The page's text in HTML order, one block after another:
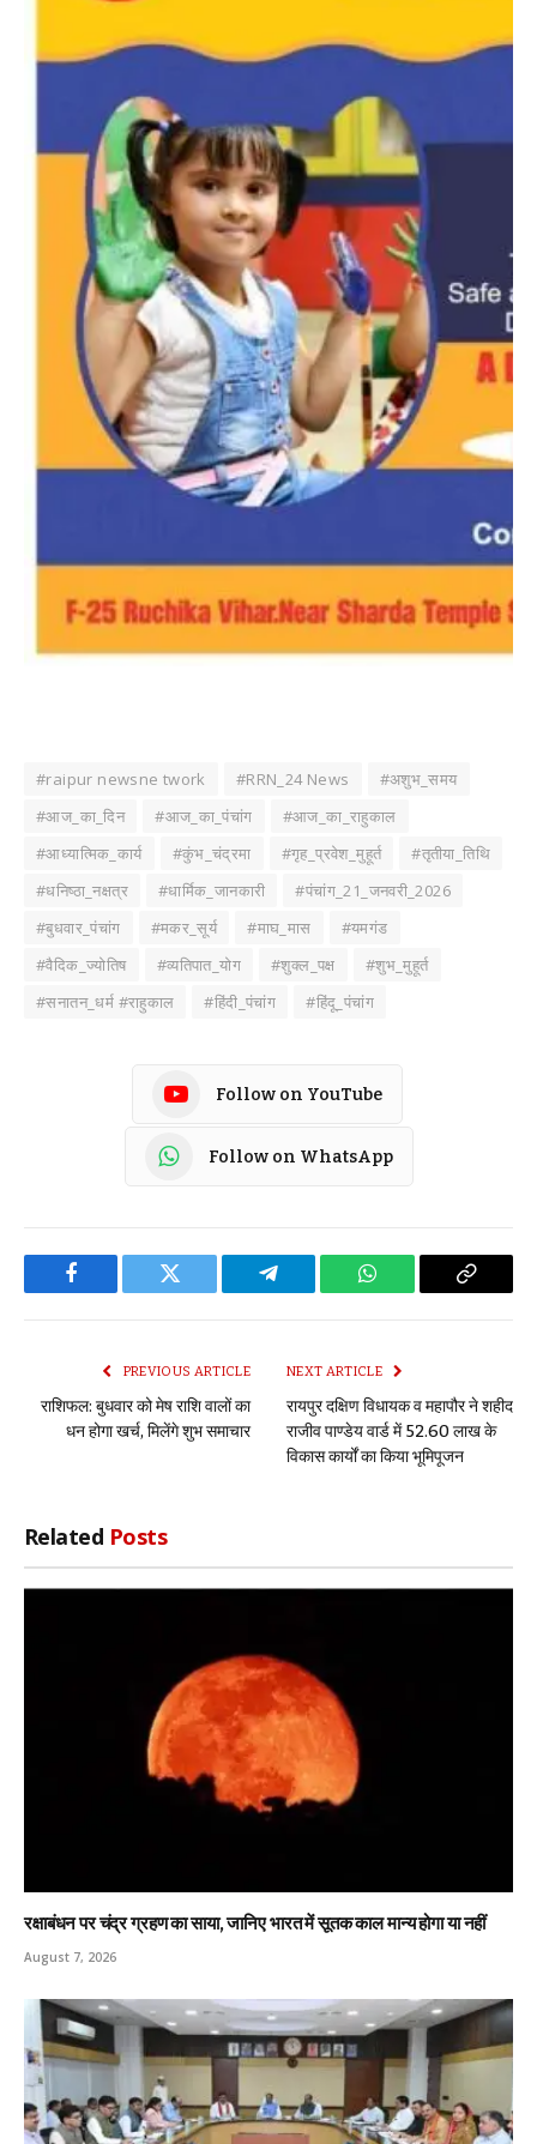
#raipur newsne twork #RRN_24 News
#अशुभ_समय
#आज_का_दिन
#आज_का_पंचांग
#आज_का_राहुकाल
#आध्यात्मिक_कार्य
#कुंभ_चंद्रमा #गृह_प्रवेश_मुहूर्त
#तृतीया_तिथि
#धनिष्ठा_नक्षत्र
#धार्मिक_जानकारी
#पंचांग_21_जनवरी_2026
#बुधवार_पंचांग
#मकर_सूर्य #माघ_मास
#यमगंड
#वैदिक_ज्योतिष
#व्यतिपात_योग #शुक्ल_पक्ष
#शुभ_मुहूर्त
#सनातन_धर्म #राहुकाल
#हिंदी_पंचांग #हिंदू_पंचांग
Follow on YouTube
Follow on WhatsApp
Facebook Twitter Telegram WhatsApp Copy
PREVIOUS ARTICLE
राशिफल: बुधवार को मेष राशि वालों का
धन होगा खर्च, मिलेंगे शुभ समाचार
NEXT ARTICLE
रायपुर दक्षिण विधायक व महापौर ने शहीद
राजीव पाण्डेय वार्ड में 52.60 लाख के
विकास कार्यों का किया भूमिपूजन
Related Posts
रक्षाबंधन पर चंद्र ग्रहण का साया, जानिए भारत में सूतक काल मान्य होगा या नहीं
August 7, 2026